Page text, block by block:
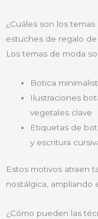
¿Cuáles son los
estuches de regalo
Los temas de moda
Botica
Ilustraciones
vegetales clave
Etiquetas de
y escritura
Estos motivos atraen
nostálgica, ampliando
¿Cómo pueden las